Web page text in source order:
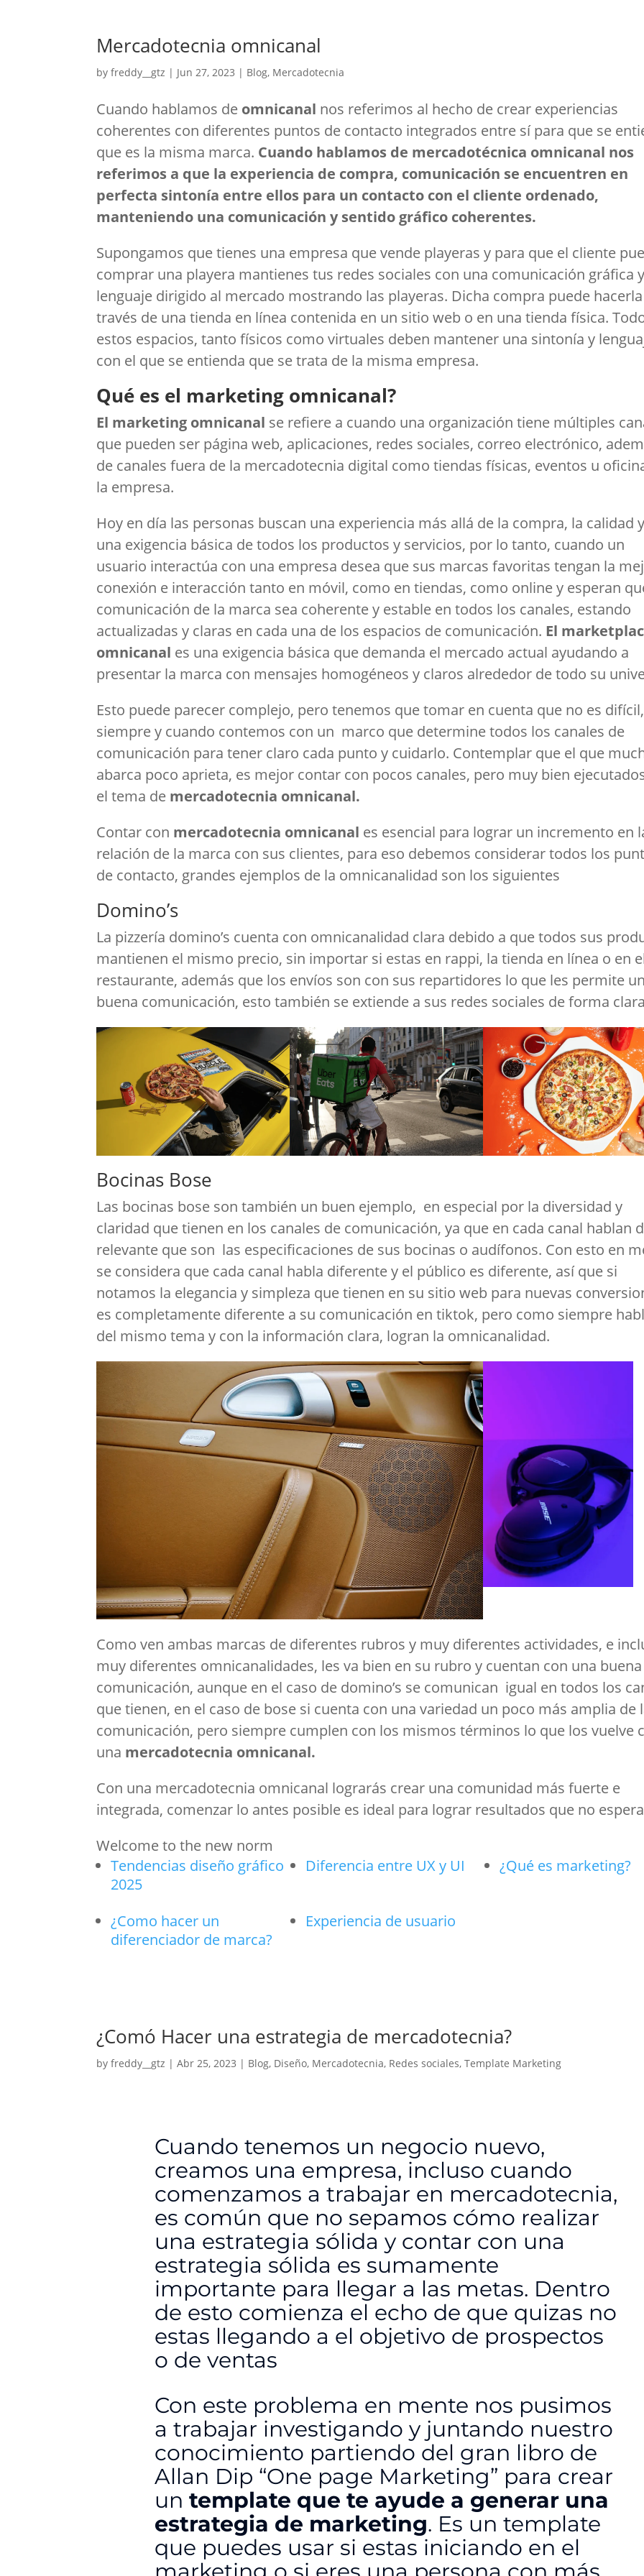
Mercadotecnia omnicanal
byfreddy__gtz | Jun 27, 2023 | Blog, Mercadotecnia
Cuando hablamos de omnicanal nos referimos al hecho de crear experiencias
coherentes con diferentes puntos de contacto integrados entre sí para que se
que es la misma marca. Cuando hablamos de mercadotécnica omnicanal nos
referimos a que la experiencia de compra, comunicación se encuentren en
perfecta sintonía entre ellos para un contacto con el cliente ordenado,
manteniendo una comunicación y sentido gráfico coherentes.
Supongamos que tienes una empresa que vende playeras y para que el cliente
comprar una playera mantienes tus redes sociales con una comunicación gráfica y
lenguaje dirigido al mercado mostrando las playeras. Dicha compra puede
través de una tienda en línea contenida en un sitio web o en una tienda física.
estos espacios, tanto físicos como virtuales deben mantener una sintonía y
con el que se entienda que se trata de la misma empresa.
Qué es el marketing omnicanal?
El marketing omnicanal se refiere a cuando una organización tiene múltiples
que pueden ser página web, aplicaciones, redes sociales, correo electrónico,
de canales fuera de la mercadotecnia digital como tiendas físicas, eventos u
la empresa.
Hoy en día las personas buscan una experiencia más allá de la compra, la calidad
una exigencia básica de todos los productos y servicios, por lo tanto, cuando un
usuario interactúa con una empresa desea que sus marcas favoritas tengan la
conexión e interacción tanto en móvil, como en tiendas, como online y esperan
comunicación de la marca sea coherente y estable en todos los canales, estando
actualizadas y claras en cada una de los espacios de comunicación. El
omnicanal es una exigencia básica que demanda el mercado actual ayudando a
presentar la marca con mensajes homogéneos y claros alrededor de todo su
Esto puede parecer complejo, pero tenemos que tomar en cuenta que no es difícil,
siempre y cuando contemos con un marco que determine todos los canales de
comunicación para tener claro cada punto y cuidarlo. Contemplar que el que
abarca poco aprieta, es mejor contar con pocos canales, pero muy bien
el tema de mercadotecnia omnicanal.
Contar con mercadotecnia omnicanal es esencial para lograr un incremento en
relación de la marca con sus clientes, para eso debemos considerar todos los
de contacto, grandes ejemplos de la omnicanalidad son los siguientes
Domino’s
La pizzería domino’s cuenta con omnicanalidad clara debido a que todos sus
mantienen el mismo precio, sin importar si estas en rappi, la tienda en línea o en
restaurante, además que los envíos son con sus repartidores lo que les permite
buena comunicación, esto también se extiende a sus redes sociales de forma
Bocinas Bose
Las bocinas bose son también un buen ejemplo, en especial por la diversidad y
claridad que tienen en los canales de comunicación, ya que en cada canal hablan
relevante que son las especificaciones de sus bocinas o audífonos. Con esto en
se considera que cada canal habla diferente y el público es diferente, así que si
notamos la elegancia y simpleza que tienen en su sitio web para nuevas
es completamente diferente a su comunicación en tiktok, pero como siempre
del mismo tema y con la información clara, logran la omnicanalidad.
Como ven ambas marcas de diferentes rubros y muy diferentes actividades, e
muy diferentes omnicanalidades, les va bien en su rubro y cuentan con una buena
comunicación, aunque en el caso de domino’s se comunican igual en todos los
que tienen, en el caso de bose si cuenta con una variedad un poco más amplia de
comunicación, pero siempre cumplen con los mismos términos lo que los vuelve
una mercadotecnia omnicanal.
Con una mercadotecnia omnicanal lograrás crear una comunidad más fuerte e
integrada, comenzar lo antes posible es ideal para lograr resultados que no
Welcome to the new norm
Tendencias diseño gráfico
2025
Diferencia entre UX y UI ¿Qué es marketing?
¿Como hacer un
diferenciador de marca?
Experiencia de usuario
¿Comó Hacer una estrategia de mercadotecnia?
byfreddy__gtz |Abr 25, 2023 | Blog, Diseño, Mercadotecnia, Redes sociales,Template Marketing
Cuando tenemos un negocio nuevo,
creamos una empresa, incluso cuando
comenzamos a trabajar en mercadotecnia,
es común que no sepamos cómo realizar
una estrategia sólida y contar con una
estrategia sólida es sumamente
importante para llegar a las metas. Dentro
de esto comienza el echo de que quizas no
estas llegando a el objetivo de prospectos
o de ventas
Con este problema en mente nos pusimos
a trabajar investigando y juntando nuestro
conocimiento partiendo del gran libro de
Allan Dip “One page Marketing” para crear
untemplate que te ayude a generar una
estrategia de marketing. Es un template
que puedes usar si estas iniciando en el